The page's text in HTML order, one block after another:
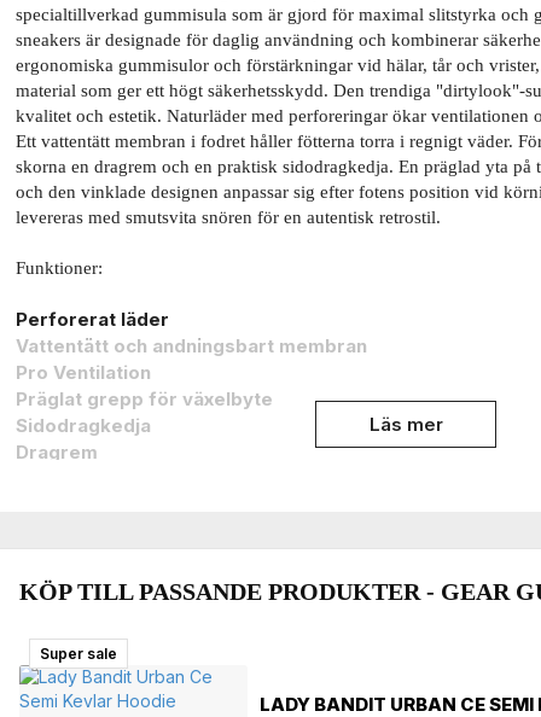
specialtillverkad gummisula som är gjord för maximal slitstyrka och
sneakers är designade för daglig användning och kombinerar
ergonomiska gummisulor och förstärkningar vid hälar, tår och
material som ger ett högt säkerhetsskydd. Den trendiga "dirtylook"-
kvalitet och estetik. Naturläder med perforeringar ökar ventilationen
Ett vattentätt membran i fodret håller fötterna torra i regnigt väder.
skorna en dragrem och en praktisk sidodragkedja. En präglad yta på
och den vinklade designen anpassar sig efter fotens position vid
levereras med smutsvita snören för en autentisk retrostil.
Funktioner:
Perforerat läder
Vattentätt och andningsbart membran
Pro Ventilation
Präglat grepp för växelbyte
Sidodragkedja
Dragrem
Komfort innerfoder med andning
Polyester foder med andningsmebran för komfort
Vattentät membran med andning
Justerbar vid vaden med hjälp av velcro
Läs mer
KÖP TILL PASSANDE PRODUKTER - GEAR
LADY BANDIT URBAN CE SEMI
Super sale
Super sale